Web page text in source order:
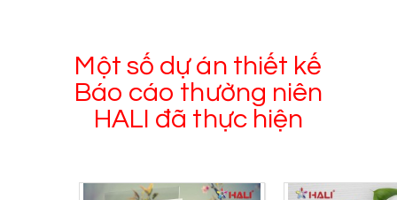
Một số dự án thiết kế
Báo cáo thường niên
HALI đã thực hiện